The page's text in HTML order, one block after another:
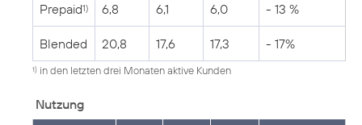
Prepaid1) 6,8 6,1 6,0 - 13 %
Blended 20,8 17,6 17,3 - 17%
1) in den letzten drei Monaten aktive Kunden
Nutzung